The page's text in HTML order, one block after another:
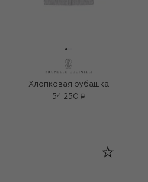
Хлопковая рубашка
54 250 ₽